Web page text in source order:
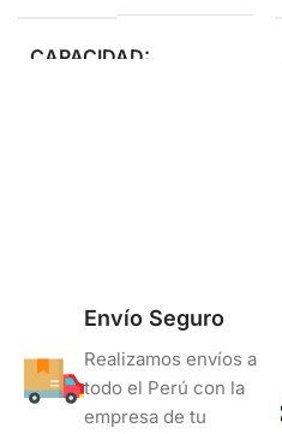
CAPACIDAD
Envío Seguro
Realizamos envíos a
todo el Perú con la
empresa de tu